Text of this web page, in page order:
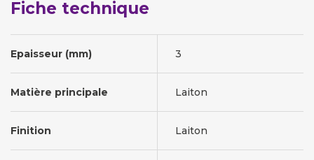
Fiche technique
Epaisseur (mm) 3
Matière principale Laiton
Finition Laiton